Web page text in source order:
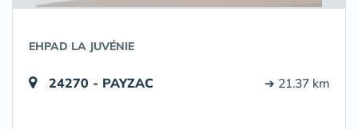
EHPAD LA JUVÉNIE
24270 - PAYZAC ➔ 21.37 km